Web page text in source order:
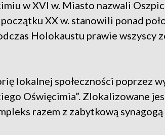
w XVI w. Miasto nazwali
XX w. stanowili ponad
Holokaustu prawie wszyscy
lokalnej społeczności poprzez
Oświęcimia”. Zlokalizowane
razem z zabytkową